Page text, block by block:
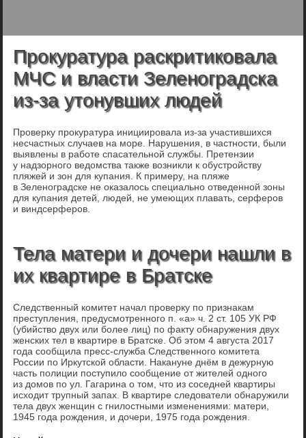
Прокуратура раскритиковала
МЧС и власти Зеленоградска
из-за утонувших людей
Проверку прокуратура инициировала из-за участившихся
несчастных случаев на море. Нарушения, в частности, были
выявлены в работе спасательной службы. Претензии
у надзорного ведомства также возникли к обустройству
пляжей и зон для купания. К примеру, на пляже
в Зеленоградске не оказалось специально отведенной зоны
для купания детей, людей, не умеющих плавать, серферов
и виндсерферов.
Тела матери и дочери нашли в
их квартире в Братске
Следственный комитет начал проверку по признакам
преступления, предусмотренного п. «а» ч. 2 ст. 105 УК РФ
(убийство двух или более лиц) по факту обнаружения двух
женских тел в квартире в Братске. Об этом 4 августа 2017
года сообщила пресс-служба Следственного комитета
России по Иркутской области. Накануне днём в дежурную
часть полиции поступило сообщение от жителей одного
из домов по ул. Гагарина о том, что из соседней квартиры
исходит трупный запах. В квартире следователи обнаружили
тела двух женщин с гнилостными изменениями: матери,
1945 года рождения, и дочери, 1975 года рождения.